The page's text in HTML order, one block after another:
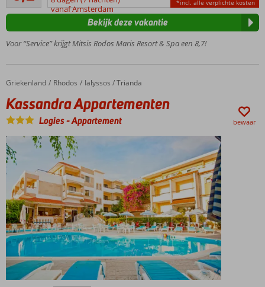
carterestaurants
en een
Grieks brunchen
brunchrestaurant!
Plezier
jong
én
oud
beoordelingenvanaf Amsterdam
*incl. alle verplichte kosten
Voor “Service” krijgt Mitsis Rodos Maris Resort & Spa een 8,7!
Bekijk deze vakantie
Home
Griekenland Rhodos Ialyssos / Trianda
Kassandra Appartementen
Kassandra Appartementen
Logies-Appartement bewaar